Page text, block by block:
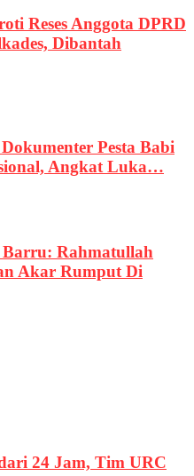
Reses Anggota DPRD
Dibantah
Pesta Babi
Angkat Luka…
Rahmatullah
Akar Rumput Di
24 Jam, Tim URC